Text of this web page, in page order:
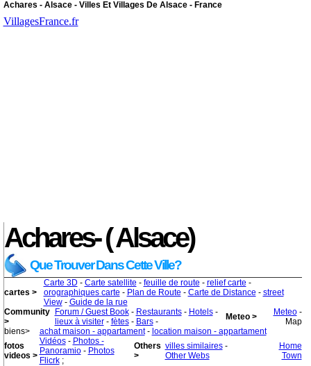
Achares - Alsace - Villes Et Villages De Alsace - France
VillagesFrance.fr
Achares- ( Alsace)
Que Trouver Dans Cette Ville?
cartes >
Carte 3D - Carte satellite - feuille de route - relief carte -
orographiques carte - Plan de Route - Carte de Distance - street
View- Guide de la rue
Community
>
Forum / Guest Book- Restaurants- Hotels-
lieux à visiter- fètes- Bars- Meteo > Meteo-
Map
biens>
achat maison - appartament- location maison - appartament
fotos
videos >
Vidéos- Photos -
Panoramio- Photos
Flicrk;
Others
>
villes similaires-
Other Webs
Home
Town